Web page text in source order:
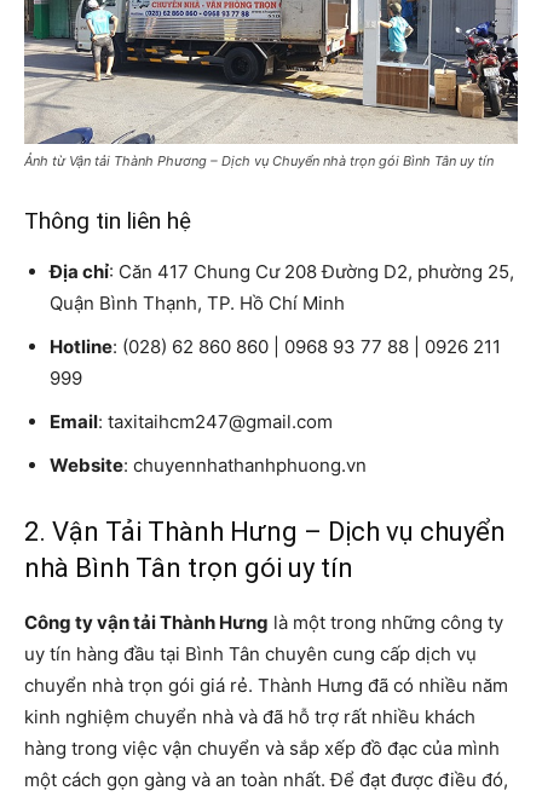
Ảnh từ Vận tải Thành Phương – Dịch vụ Chuyển nhà trọn gói Bình Tân uy tín
Thông tin liên hệ
Địa chỉ: Căn 417 Chung Cư 208 Đường D2, phường 25,
Quận Bình Thạnh, TP. Hồ Chí Minh
Hotline: (028) 62 860 860 | 0968 93 77 88 | 0926 211
999
Email: taxitaihcm247@gmail.com
Website: chuyennhathanhphuong.vn
2. Vận Tải Thành Hưng – Dịch vụ chuyển
nhà Bình Tân trọn gói uy tín
Công ty vận tải Thành Hưng là một trong những công ty
uy tín hàng đầu tại Bình Tân chuyên cung cấp dịch vụ
chuyển nhà trọn gói giá rẻ. Thành Hưng đã có nhiều năm
kinh nghiệm chuyển nhà và đã hỗ trợ rất nhiều khách
hàng trong việc vận chuyển và sắp xếp đồ đạc của mình
một cách gọn gàng và an toàn nhất. Để đạt được điều đó,